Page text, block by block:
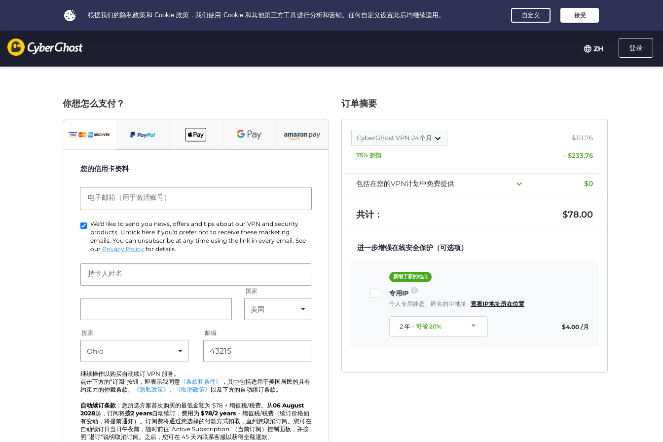
登录
ZH
你想怎么支付？
您的信用卡资料
电子邮箱（用于激活账号）
We'd like to send you news, offers and tips about our VPN and security
products. Untick here if you'd prefer not to receive these marketing
emails. You can unsubscribe at any time using the link in every email. See
our Privacy Policy for details.
持卡人姓名
国家
国家 邮编
继续操作以购买自动续订 VPN 服务。
点击下方的“订阅”按钮，即表示我同意 《条款和条件》
，其中包括适用于美国居民的具有
约束力的仲裁条款、
《隐私政策》 、 《取消政策》 以及下方的自动续订条款。
自动续订条款 ：您所选方案首次购买的最低金额为 $78 + 增值税/税费。从06 August
2028起，订阅将按2 years自动续订，费用为 $78/2 years + 增值税/税费（续订价格如
有变动，将提前通知）。订阅费将通过您选择的付款方式扣取，直到您取消订阅。您可在
自动续订日当日午夜前，随时前往“Active Subscription”（当前订阅）控制面板，并按
照“退订”说明取消订阅。之后，您可在 45 天内联系客服以获得全额退款。
订单摘要
CyberGhost VPN 24个月 $311.76
75% 折扣 - $233.76
包括在您的VPN计划中免费提供 $0
共计： $78.00
进一步增强在线安全保护（可选项）
新增了新的地点
专用IP
个人专用静态、匿名的IP地址 查看IP地址所在位置
2 年-可省20% $4.00 /月